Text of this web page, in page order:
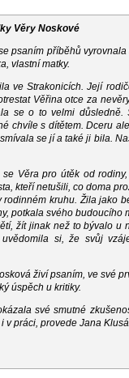
Věry Noskové
psaním příběhů
vlastní matky.
ve Strakonicích. Její
Věřina otce za
se o to velmi důsledně.
chvíle s dítětem. Dceru
se jí a také ji bila.
Věra pro útěk od
kteří netušili, co doma
kruhu. Žila jako
potkala svého budoucího
žít jinak než to bývalo u
si, že svůj
živí psaním, ve své
úspěch u kritiky.
své smutné
v práci, provede Jana